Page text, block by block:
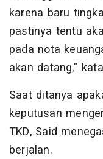
karena baru
pastinya tentu
pada nota
akan datang,"
Saat ditanya
keputusan
TKD, Said
berjalan.